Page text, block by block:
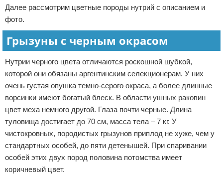
Далее рассмотрим цветные породы нутрий с описанием и
фото.
Грызуны с черным окрасом
Нутрии черного цвета отличаются роскошной шубкой,
которой они обязаны аргентинским селекционерам. У них
очень густая опушка темно-серого окраса, а более длинные
ворсинки имеют богатый блеск. В области ушных раковин
цвет меха немного другой. Глаза почти черные. Длина
туловища достигает до 70 см, масса тела – 7 кг. У
чистокровных, породистых грызунов приплод не хуже, чем у
стандартных особей, до пяти детенышей. При спаривании
особей этих двух пород половина потомства имеет
коричневый цвет.